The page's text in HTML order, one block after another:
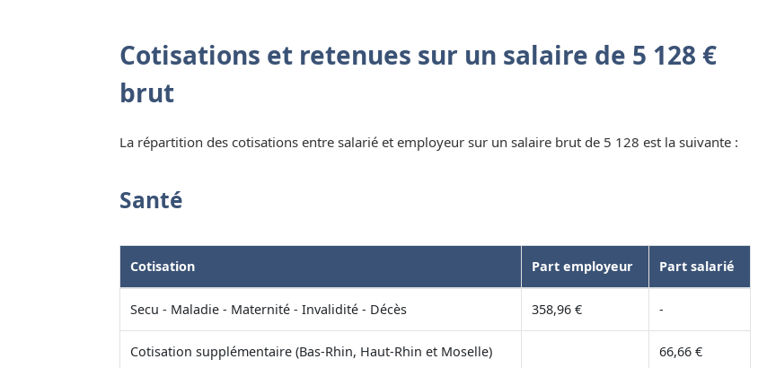
Cotisations et retenues sur un salaire de 5 128 €
brut
La répartition des cotisations entre salarié et employeur sur un salaire brut de 5 128 est la suivante :
Santé
Cotisation Part employeur Part salarié
Secu - Maladie - Maternité - Invalidité - Décès 358,96 € -
Cotisation supplémentaire (Bas-Rhin, Haut-Rhin et Moselle) 66,66 €